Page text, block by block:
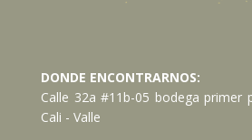
DONDE ENCONTRARNOS:
Calle 32a #11b-05 bodega primer
Cali - Valle